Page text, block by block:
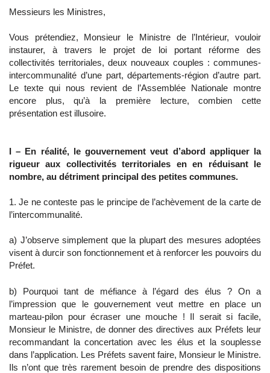
Messieurs les Ministres,
Vous prétendiez, Monsieur le Ministre de l’Intérieur, vouloir
instaurer, à travers le projet de loi portant réforme des
collectivités territoriales, deux nouveaux couples : communes-
intercommunalité d’une part, départements-région d’autre part.
Le texte qui nous revient de l’Assemblée Nationale montre
encore plus, qu’à la première lecture, combien cette
présentation est illusoire.
I – En réalité, le gouvernement veut d’abord appliquer la
rigueur aux collectivités territoriales en en réduisant le
nombre, au détriment principal des petites communes.
1. Je ne conteste pas le principe de l’achèvement de la carte de
l’intercommunalité.
a) J’observe simplement que la plupart des mesures adoptées
visent à durcir son fonctionnement et à renforcer les pouvoirs du
Préfet.
b) Pourquoi tant de méfiance à l’égard des élus ? On a
l’impression que le gouvernement veut mettre en place un
marteau-pilon pour écraser une mouche ! Il serait si facile,
Monsieur le Ministre, de donner des directives aux Préfets leur
recommandant la concertation avec les élus et la souplesse
dans l’application. Les Préfets savent faire, Monsieur le Ministre.
Ils n’ont que très rarement besoin de prendre des dispositions